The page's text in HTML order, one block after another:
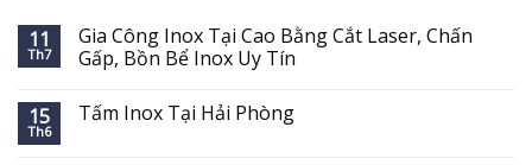
11
Th7
Gia Công Inox Tại Cao Bằng Cắt Laser, Chấn
Gấp, Bồn Bể Inox Uy Tín
15
Th6
Tấm Inox Tại Hải Phòng